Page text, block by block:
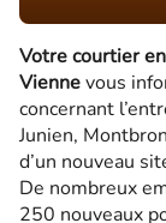
Votre courtier
Viennevous
concernant
Junien,
d’un nouveau
De nombreux
250 nouveaux